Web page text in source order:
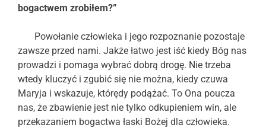
bogactwem zrobiłem?”
Powołanie człowieka i jego rozpoznanie pozostaje
zawsze przed nami. Jakże łatwo jest iść kiedy Bóg nas
prowadzi i pomaga wybrać dobrą drogę. Nie trzeba
wtedy kluczyć i zgubić się nie można, kiedy czuwa
Maryja i wskazuje, którędy podążać. To Ona poucza
nas, że zbawienie jest nie tylko odkupieniem win, ale
przekazaniem bogactwa łaski Bożej dla człowieka.